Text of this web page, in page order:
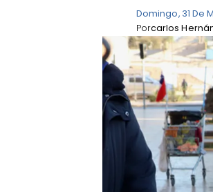
Domingo, 31 De
carlos
Por